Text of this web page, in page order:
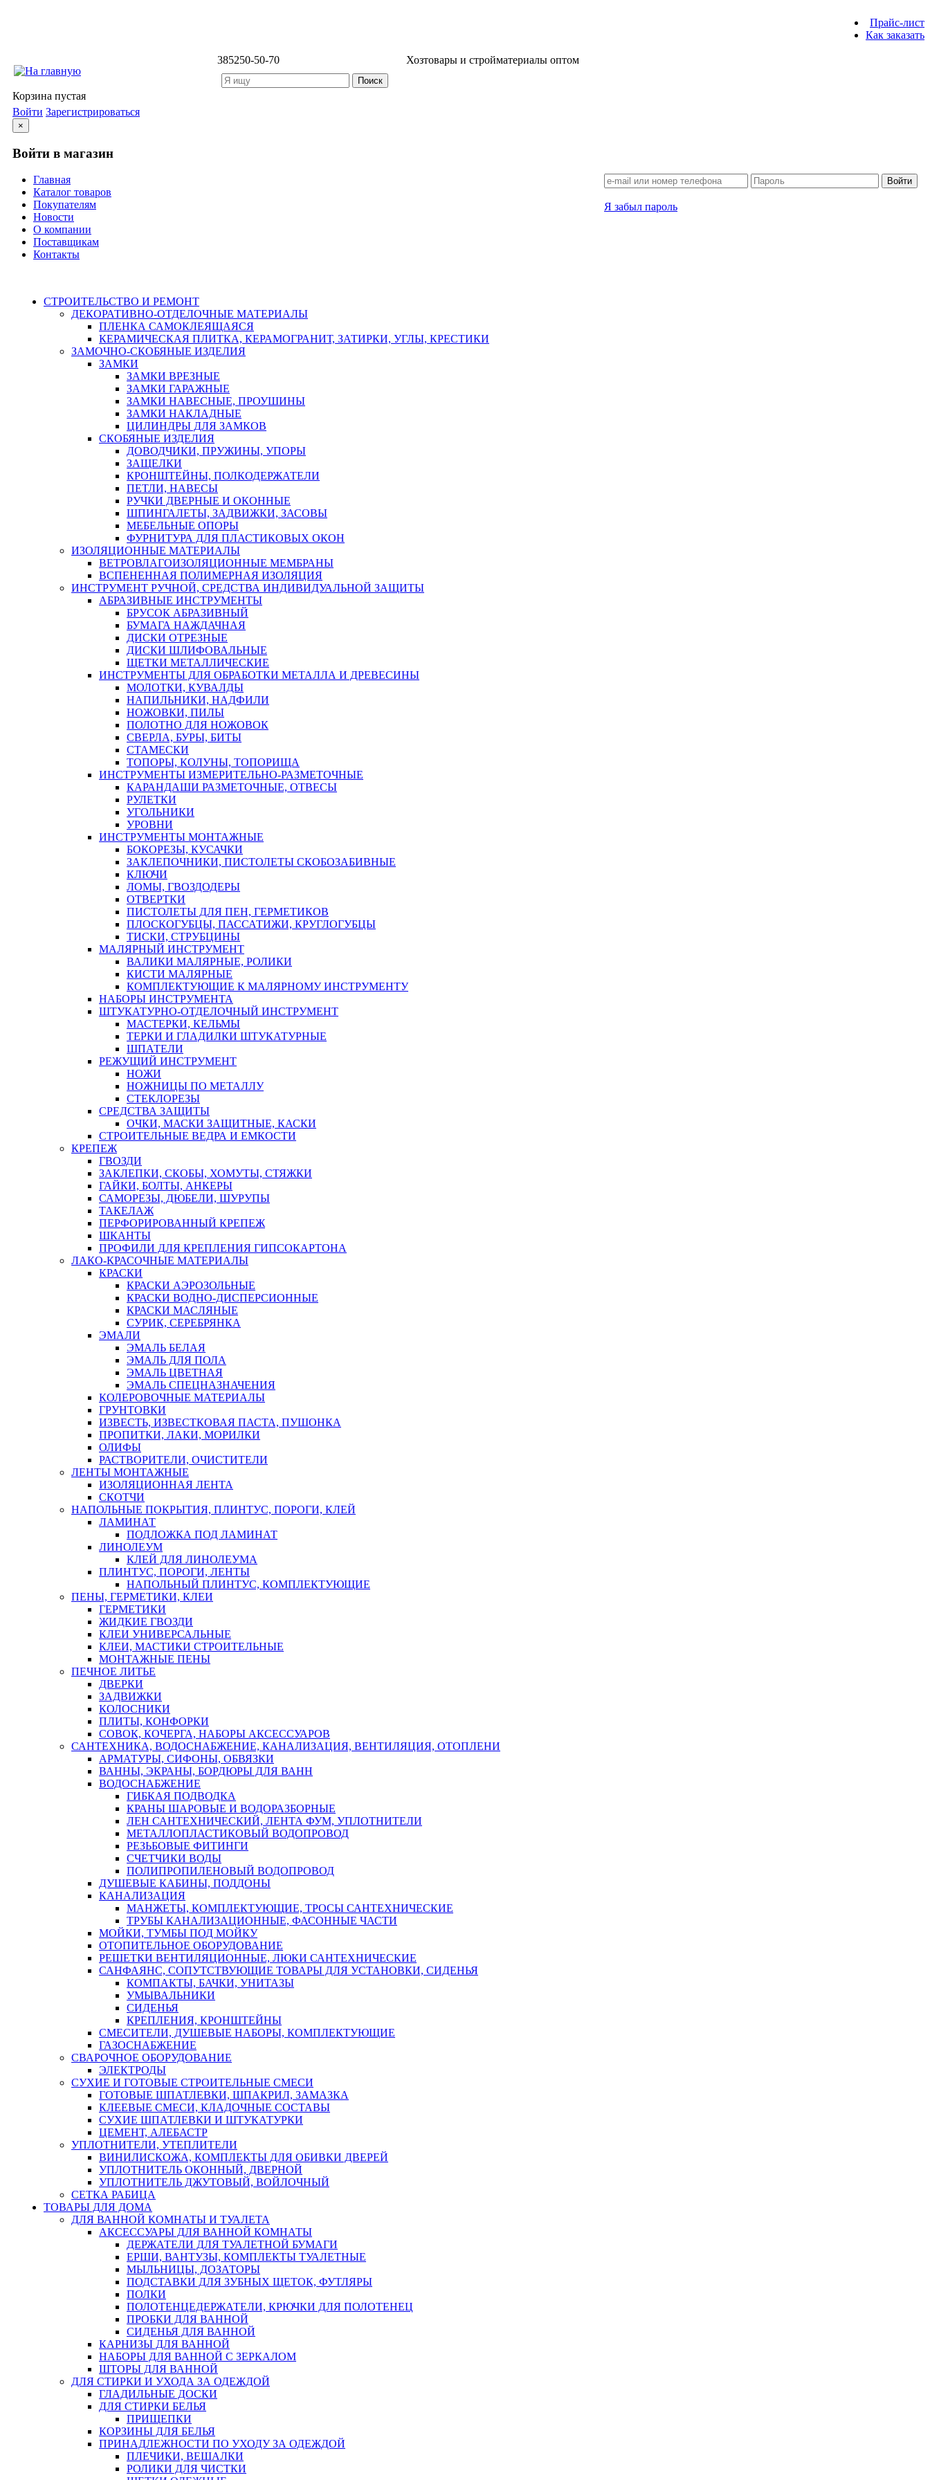
Прайс-лист
Как заказать
385250-50-70 Хозтовары и стройматериалы оптом
Корзина пустая
Войти Зарегистрироваться
×
Войти в магазин
Войти
Я забыл пароль
Главная
Каталог товаров
Покупателям
Новости
О компании
Поставщикам
Контакты
СТРОИТЕЛЬСТВО И РЕМОНТ
ДЕКОРАТИВНО-ОТДЕЛОЧНЫЕ МАТЕРИАЛЫ
ПЛЕНКА САМОКЛЕЯЩАЯСЯ
КЕРАМИЧЕСКАЯ ПЛИТКА, КЕРАМОГРАНИТ, ЗАТИРКИ, УГЛЫ, КРЕСТИКИ
ЗАМОЧНО-СКОБЯНЫЕ ИЗДЕЛИЯ
ЗАМКИ
ЗАМКИ ВРЕЗНЫЕ
ЗАМКИ ГАРАЖНЫЕ
ЗАМКИ НАВЕСНЫЕ, ПРОУШИНЫ
ЗАМКИ НАКЛАДНЫЕ
ЦИЛИНДРЫ ДЛЯ ЗАМКОВ
СКОБЯНЫЕ ИЗДЕЛИЯ
ДОВОДЧИКИ, ПРУЖИНЫ, УПОРЫ
ЗАЩЕЛКИ
КРОНШТЕЙНЫ, ПОЛКОДЕРЖАТЕЛИ
ПЕТЛИ, НАВЕСЫ
РУЧКИ ДВЕРНЫЕ И ОКОННЫЕ
ШПИНГАЛЕТЫ, ЗАДВИЖКИ, ЗАСОВЫ
МЕБЕЛЬНЫЕ ОПОРЫ
ФУРНИТУРА ДЛЯ ПЛАСТИКОВЫХ ОКОН
ИЗОЛЯЦИОННЫЕ МАТЕРИАЛЫ
ВЕТРОВЛАГОИЗОЛЯЦИОННЫЕ МЕМБРАНЫ
ВСПЕНЕННАЯ ПОЛИМЕРНАЯ ИЗОЛЯЦИЯ
ИНСТРУМЕНТ РУЧНОЙ, СРЕДСТВА ИНДИВИДУАЛЬНОЙ ЗАЩИТЫ
АБРАЗИВНЫЕ ИНСТРУМЕНТЫ
БРУСОК АБРАЗИВНЫЙ
БУМАГА НАЖДАЧНАЯ
ДИСКИ ОТРЕЗНЫЕ
ДИСКИ ШЛИФОВАЛЬНЫЕ
ЩЕТКИ МЕТАЛЛИЧЕСКИЕ
ИНСТРУМЕНТЫ ДЛЯ ОБРАБОТКИ МЕТАЛЛА И ДРЕВЕСИНЫ
МОЛОТКИ, КУВАЛДЫ
НАПИЛЬНИКИ, НАДФИЛИ
НОЖОВКИ, ПИЛЫ
ПОЛОТНО ДЛЯ НОЖОВОК
СВЕРЛА, БУРЫ, БИТЫ
СТАМЕСКИ
ТОПОРЫ, КОЛУНЫ, ТОПОРИЩА
ИНСТРУМЕНТЫ ИЗМЕРИТЕЛЬНО-РАЗМЕТОЧНЫЕ
КАРАНДАШИ РАЗМЕТОЧНЫЕ, ОТВЕСЫ
РУЛЕТКИ
УГОЛЬНИКИ
УРОВНИ
ИНСТРУМЕНТЫ МОНТАЖНЫЕ
БОКОРЕЗЫ, КУСАЧКИ
ЗАКЛЕПОЧНИКИ, ПИСТОЛЕТЫ СКОБОЗАБИВНЫЕ
КЛЮЧИ
ЛОМЫ, ГВОЗДОДЕРЫ
ОТВЕРТКИ
ПИСТОЛЕТЫ ДЛЯ ПЕН, ГЕРМЕТИКОВ
ПЛОСКОГУБЦЫ, ПАССАТИЖИ, КРУГЛОГУБЦЫ
ТИСКИ, СТРУБЦИНЫ
МАЛЯРНЫЙ ИНСТРУМЕНТ
ВАЛИКИ МАЛЯРНЫЕ, РОЛИКИ
КИСТИ МАЛЯРНЫЕ
КОМПЛЕКТУЮЩИЕ К МАЛЯРНОМУ ИНСТРУМЕНТУ
НАБОРЫ ИНСТРУМЕНТА
ШТУКАТУРНО-ОТДЕЛОЧНЫЙ ИНСТРУМЕНТ
МАСТЕРКИ, КЕЛЬМЫ
ТЕРКИ И ГЛАДИЛКИ ШТУКАТУРНЫЕ
ШПАТЕЛИ
РЕЖУЩИЙ ИНСТРУМЕНТ
НОЖИ
НОЖНИЦЫ ПО МЕТАЛЛУ
СТЕКЛОРЕЗЫ
СРЕДСТВА ЗАЩИТЫ
ОЧКИ, МАСКИ ЗАЩИТНЫЕ, КАСКИ
СТРОИТЕЛЬНЫЕ ВЕДРА И ЕМКОСТИ
КРЕПЕЖ
ГВОЗДИ
ЗАКЛЕПКИ, СКОБЫ, ХОМУТЫ, СТЯЖКИ
ГАЙКИ, БОЛТЫ, АНКЕРЫ
САМОРЕЗЫ, ДЮБЕЛИ, ШУРУПЫ
ТАКЕЛАЖ
ПЕРФОРИРОВАННЫЙ КРЕПЕЖ
ШКАНТЫ
ПРОФИЛИ ДЛЯ КРЕПЛЕНИЯ ГИПСОКАРТОНА
ЛАКО-КРАСОЧНЫЕ МАТЕРИАЛЫ
КРАСКИ
КРАСКИ АЭРОЗОЛЬНЫЕ
КРАСКИ ВОДНО-ДИСПЕРСИОННЫЕ
КРАСКИ МАСЛЯНЫЕ
СУРИК, СЕРЕБРЯНКА
ЭМАЛИ
ЭМАЛЬ БЕЛАЯ
ЭМАЛЬ ДЛЯ ПОЛА
ЭМАЛЬ ЦВЕТНАЯ
ЭМАЛЬ СПЕЦНАЗНАЧЕНИЯ
КОЛЕРОВОЧНЫЕ МАТЕРИАЛЫ
ГРУНТОВКИ
ИЗВЕСТЬ, ИЗВЕСТКОВАЯ ПАСТА, ПУШОНКА
ПРОПИТКИ, ЛАКИ, МОРИЛКИ
ОЛИФЫ
РАСТВОРИТЕЛИ, ОЧИСТИТЕЛИ
ЛЕНТЫ МОНТАЖНЫЕ
ИЗОЛЯЦИОННАЯ ЛЕНТА
СКОТЧИ
НАПОЛЬНЫЕ ПОКРЫТИЯ, ПЛИНТУС, ПОРОГИ, КЛЕЙ
ЛАМИНАТ
ПОДЛОЖКА ПОД ЛАМИНАТ
ЛИНОЛЕУМ
КЛЕЙ ДЛЯ ЛИНОЛЕУМА
ПЛИНТУС, ПОРОГИ, ЛЕНТЫ
НАПОЛЬНЫЙ ПЛИНТУС, КОМПЛЕКТУЮЩИЕ
ПЕНЫ, ГЕРМЕТИКИ, КЛЕИ
ГЕРМЕТИКИ
ЖИДКИЕ ГВОЗДИ
КЛЕИ УНИВЕРСАЛЬНЫЕ
КЛЕИ, МАСТИКИ СТРОИТЕЛЬНЫЕ
МОНТАЖНЫЕ ПЕНЫ
ПЕЧНОЕ ЛИТЬЕ
ДВЕРКИ
ЗАДВИЖКИ
КОЛОСНИКИ
ПЛИТЫ, КОНФОРКИ
СОВОК, КОЧЕРГА, НАБОРЫ АКСЕССУАРОВ
САНТЕХНИКА, ВОДОСНАБЖЕНИЕ, КАНАЛИЗАЦИЯ, ВЕНТИЛЯЦИЯ, ОТОПЛЕНИ
АРМАТУРЫ, СИФОНЫ, ОБВЯЗКИ
ВАННЫ, ЭКРАНЫ, БОРДЮРЫ ДЛЯ ВАНН
ВОДОСНАБЖЕНИЕ
ГИБКАЯ ПОДВОДКА
КРАНЫ ШАРОВЫЕ И ВОДОРАЗБОРНЫЕ
ЛЕН САНТЕХНИЧЕСКИЙ, ЛЕНТА ФУМ, УПЛОТНИТЕЛИ
МЕТАЛЛОПЛАСТИКОВЫЙ ВОДОПРОВОД
РЕЗЬБОВЫЕ ФИТИНГИ
СЧЕТЧИКИ ВОДЫ
ПОЛИПРОПИЛЕНОВЫЙ ВОДОПРОВОД
ДУШЕВЫЕ КАБИНЫ, ПОДДОНЫ
КАНАЛИЗАЦИЯ
МАНЖЕТЫ, КОМПЛЕКТУЮЩИЕ, ТРОСЫ САНТЕХНИЧЕСКИЕ
ТРУБЫ КАНАЛИЗАЦИОННЫЕ, ФАСОННЫЕ ЧАСТИ
МОЙКИ, ТУМБЫ ПОД МОЙКУ
ОТОПИТЕЛЬНОЕ ОБОРУДОВАНИЕ
РЕШЕТКИ ВЕНТИЛЯЦИОННЫЕ, ЛЮКИ САНТЕХНИЧЕСКИЕ
САНФАЯНС, СОПУТСТВУЮЩИЕ ТОВАРЫ ДЛЯ УСТАНОВКИ, СИДЕНЬЯ
КОМПАКТЫ, БАЧКИ, УНИТАЗЫ
УМЫВАЛЬНИКИ
СИДЕНЬЯ
КРЕПЛЕНИЯ, КРОНШТЕЙНЫ
СМЕСИТЕЛИ, ДУШЕВЫЕ НАБОРЫ, КОМПЛЕКТУЮЩИЕ
ГАЗОСНАБЖЕНИЕ
СВАРОЧНОЕ ОБОРУДОВАНИЕ
ЭЛЕКТРОДЫ
СУХИЕ И ГОТОВЫЕ СТРОИТЕЛЬНЫЕ СМЕСИ
ГОТОВЫЕ ШПАТЛЕВКИ, ШПАКРИЛ, ЗАМАЗКА
КЛЕЕВЫЕ СМЕСИ, КЛАДОЧНЫЕ СОСТАВЫ
СУХИЕ ШПАТЛЕВКИ И ШТУКАТУРКИ
ЦЕМЕНТ, АЛЕБАСТР
УПЛОТНИТЕЛИ, УТЕПЛИТЕЛИ
ВИНИЛИСКОЖА, КОМПЛЕКТЫ ДЛЯ ОБИВКИ ДВЕРЕЙ
УПЛОТНИТЕЛЬ ОКОННЫЙ, ДВЕРНОЙ
УПЛОТНИТЕЛЬ ДЖУТОВЫЙ, ВОЙЛОЧНЫЙ
СЕТКА РАБИЦА
ТОВАРЫ ДЛЯ ДОМА
ДЛЯ ВАННОЙ КОМНАТЫ И ТУАЛЕТА
АКСЕССУАРЫ ДЛЯ ВАННОЙ КОМНАТЫ
ДЕРЖАТЕЛИ ДЛЯ ТУАЛЕТНОЙ БУМАГИ
ЕРШИ, ВАНТУЗЫ, КОМПЛЕКТЫ ТУАЛЕТНЫЕ
МЫЛЬНИЦЫ, ДОЗАТОРЫ
ПОДСТАВКИ ДЛЯ ЗУБНЫХ ЩЕТОК, ФУТЛЯРЫ
ПОЛКИ
ПОЛОТЕНЦЕДЕРЖАТЕЛИ, КРЮЧКИ ДЛЯ ПОЛОТЕНЕЦ
ПРОБКИ ДЛЯ ВАННОЙ
СИДЕНЬЯ ДЛЯ ВАННОЙ
КАРНИЗЫ ДЛЯ ВАННОЙ
НАБОРЫ ДЛЯ ВАННОЙ С ЗЕРКАЛОМ
ШТОРЫ ДЛЯ ВАННОЙ
ДЛЯ СТИРКИ И УХОДА ЗА ОДЕЖДОЙ
ГЛАДИЛЬНЫЕ ДОСКИ
ДЛЯ СТИРКИ БЕЛЬЯ
ПРИЩЕПКИ
КОРЗИНЫ ДЛЯ БЕЛЬЯ
ПРИНАДЛЕЖНОСТИ ПО УХОДУ ЗА ОДЕЖДОЙ
ПЛЕЧИКИ, ВЕШАЛКИ
РОЛИКИ ДЛЯ ЧИСТКИ